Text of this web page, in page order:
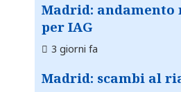
Madrid: andamento
per IAG
3 giorni fa
Madrid: scambi al